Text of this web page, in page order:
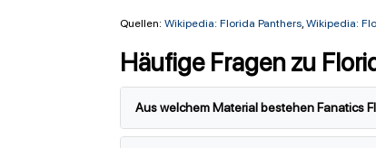
Quellen: Wikipedia: Florida Panthers Wikipedia:
Häufige Fragen zu
Aus welchem Material bestehen Fanatics